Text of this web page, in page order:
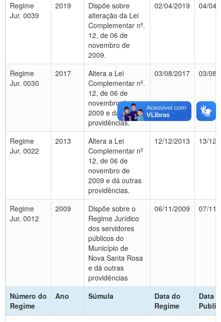
Número do
Regime
Ano Súmula
Data do
Regime
Data
Regime
Jur. 0039
2019
Dispõe sobre
alteração da Lei
Complementar nº.
12, de 06 de
novembro de
2009.
02/04/2019 04/04/
Regime
Jur. 0030
2017
Altera a Lei
Complementar nº.
12, de 06 de
novembro de
2009 e dá outras
providências.
03/08/2017 03/08/
Regime
Jur. 0022
2013
Altera a Lei
Complementar nº
12, de 06 de
novembro de
2009 e dá outras
providências.
12/12/2013 13/12/
Regime
Jur. 0012
2009
Dispõe sobre o
Regime Jurídico
dos servidores
públicos do
Município de
Nova Santa Rosa
e dá outras
providências
06/11/2009 07/11/